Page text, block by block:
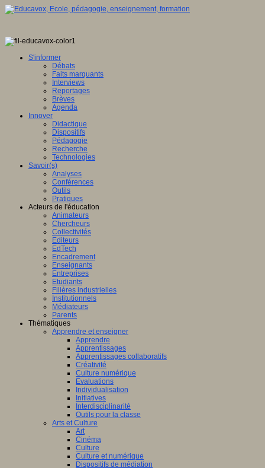
S'informer
Débats
Faits marquants
Interviews
Reportages
Brèves
Agenda
Innover
Didactique
Dispositifs
Pédagogie
Recherche
Technologies
Savoir(s)
Analyses
Conférences
Outils
Pratiques
Acteurs de l'éducation
Animateurs
Chercheurs
Collectivités
Editeurs
EdTech
Encadrement
Enseignants
Entreprises
Etudiants
Filières industrielles
Institutionnels
Médiateurs
Parents
Thématiques
Apprendre et enseigner
Apprendre
Apprentissages
Apprentissages collaboratifs
Créativité
Culture numérique
Evaluations
Individualisation
Initiatives
Interdisciplinarité
Outils pour la classe
Arts et Culture
Art
Cinéma
Culture
Culture et numérique
Dispositifs de médiation